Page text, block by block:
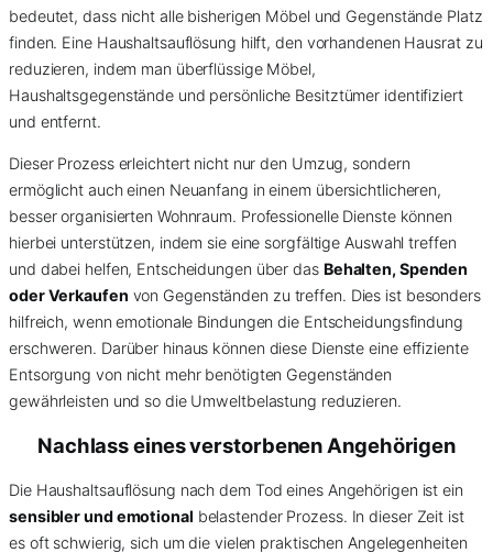
bedeutet, dass nicht alle bisherigen Möbel und Gegenstände Platz
finden. Eine Haushaltsauflösung hilft, den vorhandenen Hausrat zu
reduzieren, indem man überflüssige Möbel,
Haushaltsgegenstände und persönliche Besitztümer identifiziert
und entfernt.
Dieser Prozess erleichtert nicht nur den Umzug, sondern
ermöglicht auch einen Neuanfang in einem übersichtlicheren,
besser organisierten Wohnraum. Professionelle Dienste können
hierbei unterstützen, indem sie eine sorgfältige Auswahl treffen
und dabei helfen, Entscheidungen über das Behalten, Spenden
oder Verkaufen von Gegenständen zu treffen. Dies ist besonders
hilfreich, wenn emotionale Bindungen die Entscheidungsfindung
erschweren. Darüber hinaus können diese Dienste eine effiziente
Entsorgung von nicht mehr benötigten Gegenständen
gewährleisten und so die Umweltbelastung reduzieren.
Nachlass eines verstorbenen Angehörigen
Die Haushaltsauflösung nach dem Tod eines Angehörigen ist ein
sensibler und emotional belastender Prozess. In dieser Zeit ist
es oft schwierig, sich um die vielen praktischen Angelegenheiten